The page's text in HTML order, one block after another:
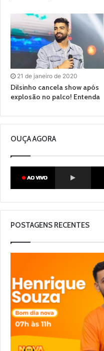
21 de janeiro de 2020
Dilsinho cancela show após
explosão no palco! Entenda
OUÇA AGORA
POSTAGENS RECENTES